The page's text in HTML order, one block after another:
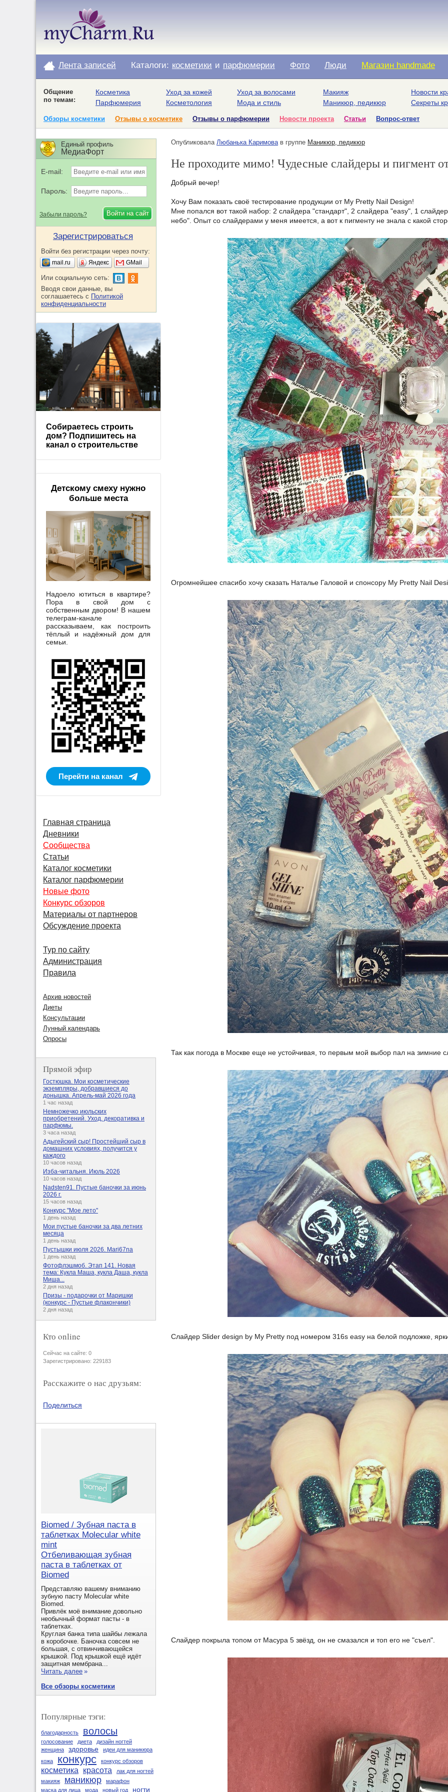
Лента записей Каталоги: косметики и парфюмерии Фото Люди Магазин handmade
Общение
по темам:
Косметика
Парфюмерия
Уход за кожей
Косметология
Уход за волосами
Мода и стиль
Макияж
Маникюр, педикюр
Новости
Секреты
Обзоры косметики Отзывы о косметике Отзывы о парфюмерии Новости проекта Статьи Вопрос-ответ
Опубликовала Любанька Каримовав группе Маникюр, педикюр
Не проходите мимо! Чудесные слайдеры и пигмент
Добрый вечер!
Хочу Вам показать своё тестирование продукции от My Pretty Nail Design!
Мне попался вот такой набор: 2 слайдера "стандарт", 2 слайдера "easy", 1
небо". Опыт со слайдерами у меня имеется, а вот к пигменту не знала с какой
Огромнейшее спасибо хочу сказать Наталье Галовой и спонсору My Pretty Nail
Так как погода в Москве еще не устойчивая, то первым мой выбор пал на зимние
Слайдер Slider design by My Pretty под номером 316s easy на белой подложке,
Слайдер покрыла топом от Масура 5 звёзд, он не смазался и топ его не "съел".
Единый профиль
МедиаФорт
E-mail:
Пароль:
Забыли пароль?
Зарегистрироваться
Войти без регистрации через почту:
mail.ru Яндекс GMail
Или социальную сеть:
Вводя свои данные, вы
соглашаетесь с Политикой
конфиденциальности
Собираетесь строить
дом? Подпишитесь на
канал о строительстве
Детскому смеху нужно
больше места
Надоело ютиться в квартире?
Пора в свой дом с
собственным двором! В нашем
телеграм-канале
рассказываем, как построить
тёплый и надёжный дом для
семьи.
Перейти на канал
Главная страница
Дневники
Сообщества
Статьи
Каталог косметики
Каталог парфюмерии
Новые фото
Конкурс обзоров
Материалы от партнеров
Обсуждение проекта
Тур по сайту
Администрация
Правила
Архив новостей
Диеты
Консультации
Лунный календарь
Опросы
Прямой эфир
Гостюшка. Мои косметические
экземпляры, добравшиеся до
донышка. Апрель-май 2026 года
1 час назад
Немножечко июльских
приобретений. Уход, декоративка и
парфюмы.
3 часа назад
Адыгейский сыр! Простейший сыр в
домашних условиях, получится у
каждого
10 часов назад
Изба-читальня. Июль 2026
10 часов назад
Nadsten91. Пустые баночки за июнь
2026 г.
15 часов назад
Конкурс "Мое лето"
1 день назад
Мои пустые баночки за два летних
месяца
1 день назад
Пустышки июля 2026. Mari67na
1 день назад
Фотофлэшмоб. Этап 141. Новая
тема: Кукла Маша, кукла Даша, кукла
Миша...
2 дня назад
Призы - подарочки от Маришки
(конкурс - Пустые флакончики)
2 дня назад
Кто online
Сейчас на сайте: 0
Зарегистрировано: 229183
Расскажите о нас друзьям:
Поделиться
Biomed / Зубная паста в
таблетках Molecular white
mint
Отбеливающая зубная
паста в таблетках от
Biomed
Представляю вашему вниманию
зубную пасту Molecular white
Biomed.
Привлёк моё внимание довольно
необычный формат пасты - в
таблетках.
Круглая банка типа шайбы лежала
в коробочке. Баночка совсем не
большая, с отвинчивающейся
крышкой. Под крышкой ещё идёт
защитная мембрана...
Читать далее »
Все обзоры косметики
Популярные тэги:
благодарность волосы
голосование диета
дизайн ногтей
женщина
здоровье
идеи для маникюра
кожа
конкурс конкурс обзоров
косметика красота
лак для ногтей
макияж
маникюр
марафон
маска для лица
мода новый год ногти